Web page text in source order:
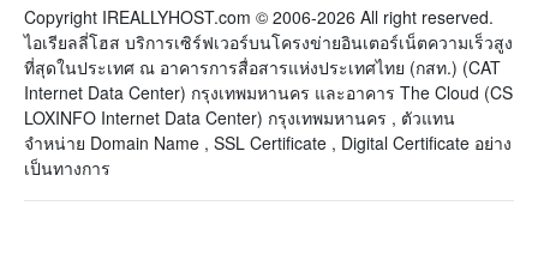
Copyright IREALLYHOST.com © 2006-2026 All right reserved.
ไอเรียลลี่โฮส บริการเซิร์ฟเวอร์บนโครงข่ายอินเตอร์เน็ตความเร็วสูง
ที่สุดในประเทศ ณ อาคารการสื่อสารแห่งประเทศไทย (กสท.) (CAT
Internet Data Center) กรุงเทพมหานคร และอาคาร The Cloud (CS
LOXINFO Internet Data Center) กรุงเทพมหานคร , ตัวแทน
จำหน่าย Domain Name , SSL Certificate , Digital Certificate อย่าง
เป็นทางการ